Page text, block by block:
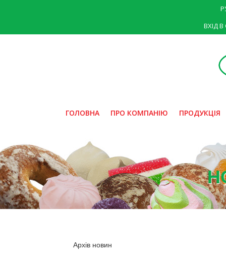
ВХІД
ГОЛОВНА ПРО КОМПАНІЮ ПРОДУКЦІЯ
Архів новин